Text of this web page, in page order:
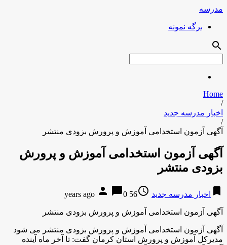
مدرسه
برگه نمونه
search
Home
/
اخبار مدرسه جدید
/
آگهی آزمون استخدامی آموزش و پرورش بزودی منتشر
آگهی آزمون استخدامی آموزش و پرورش
بزودی منتشر
bookmark اخبار مدرسه جدید access_time
56 years ago
person chat_bubble0
آگهی آزمون استخدامی آموزش و پرورش بزودی منتشر
آگهی آزمون استخدامی آموزش و پرورش بزودی منتشر می شود
مدیرکل آموزش و پرورش استان کرمان گفت: تا آخر ماه آینده